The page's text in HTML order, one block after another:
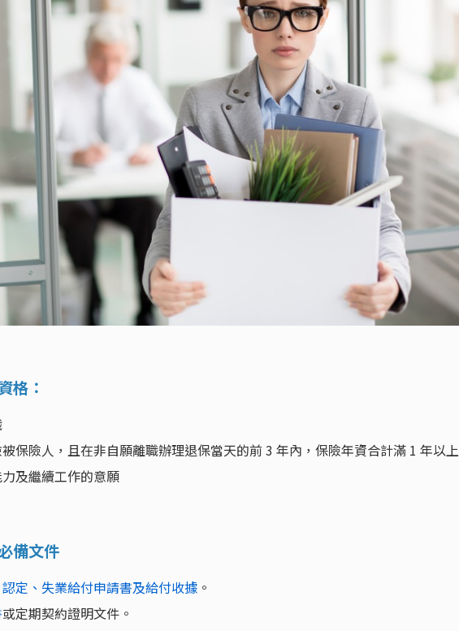
格：
保險人，且在非自願離職辦理退保當天的前 3 年內，保險年資合計滿 1 年以上
及繼續工作的意願
備文件
定、失業給付申請書及給付收據 。
或定期契約證明文件。